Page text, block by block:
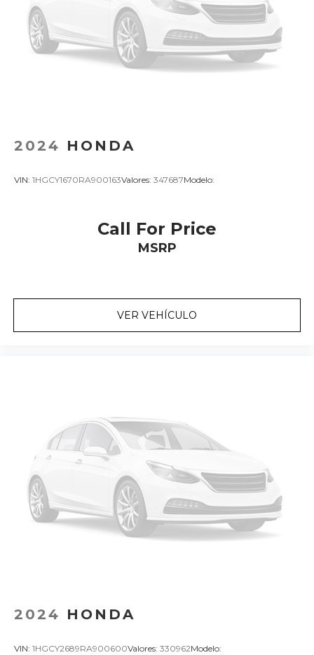
2024 HONDA
VIN: 1HGCY1670RA900163Valores: 347687Modelo:
Call For Price
MSRP
VER VEHÍCULO
2024 HONDA
VIN: 1HGCY2689RA900600Valores: 330962Modelo: